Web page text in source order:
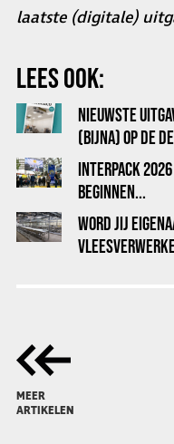
laatste (digitale)
LEES OOK:
NIEUWSTE
(BIJNA) OP DE
INTERPACK 2026
BEGINNEN...
WORD JIJ
MEER
ARTIKELEN